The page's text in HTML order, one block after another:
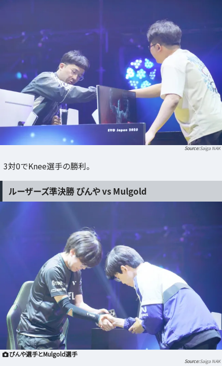
Saiga NAK
3対0でKnee選手の勝利。
ルーザーズ準決勝 ぴんや vs Mulgold
ぴんや選手とMulgold選手
Saiga NAK